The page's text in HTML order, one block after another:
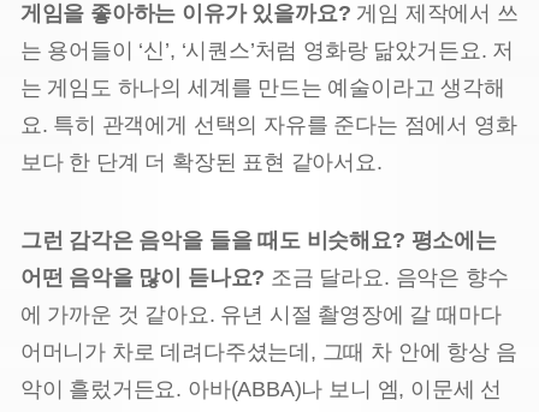
게임을 좋아하는 이유가 있을까요? 게임 제작에서 쓰
는 용어들이 ‘신’, ‘시퀀스’처럼 영화랑 닮았거든요. 저
는 게임도 하나의 세계를 만드는 예술이라고 생각해
요. 특히 관객에게 선택의 자유를 준다는 점에서 영화
보다 한 단계 더 확장된 표현 같아서요.
그런 감각은 음악을 들을 때도 비슷해요? 평소에는
어떤 음악을 많이 듣나요? 조금 달라요. 음악은 향수
에 가까운 것 같아요. 유년 시절 촬영장에 갈 때마다
어머니가 차로 데려다주셨는데, 그때 차 안에 항상 음
악이 흘렀거든요. 아바(ABBA)나 보니 엠, 이문세 선